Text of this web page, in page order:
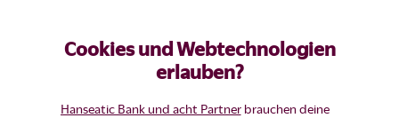
Cookies und Webtechnologien
erlauben?
Hanseatic Bank und acht Partnerbrauchen deine
Produkte